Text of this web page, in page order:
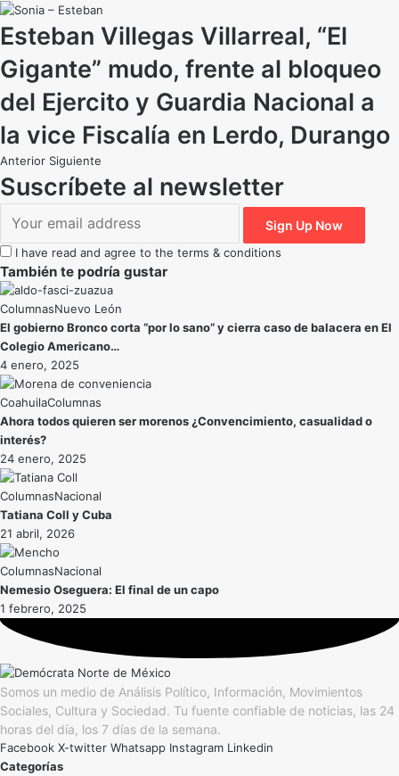
Esteban Villegas Villarreal, “El
Gigante” mudo, frente al bloqueo
del Ejercito y Guardia Nacional a
la vice Fiscalía en Lerdo, Durango
Anterior Siguiente
Suscríbete al newsletter
I have read and agree to the terms & conditions
También te podría gustar
Nuevo León
El gobierno Bronco corta “por lo sano” y cierra caso de balacera en El
Colegio Americano…
4 enero, 2025
Coahuila
Ahora todos quieren ser morenos ¿Convencimiento, casualidad o
interés?
24 enero, 2025
Nacional
Tatiana Coll y Cuba
21 abril, 2026
Nacional
Nemesio Oseguera: El final de un capo
1 febrero, 2025
Somos un medio de Análisis Político, Información, Movimientos
Sociales, Cultura y Sociedad. Tu fuente confiable de noticias, las 24
horas del día, los 7 días de la semana.
Facebook X-twitter Whatsapp Instagram Linkedin
Categorías